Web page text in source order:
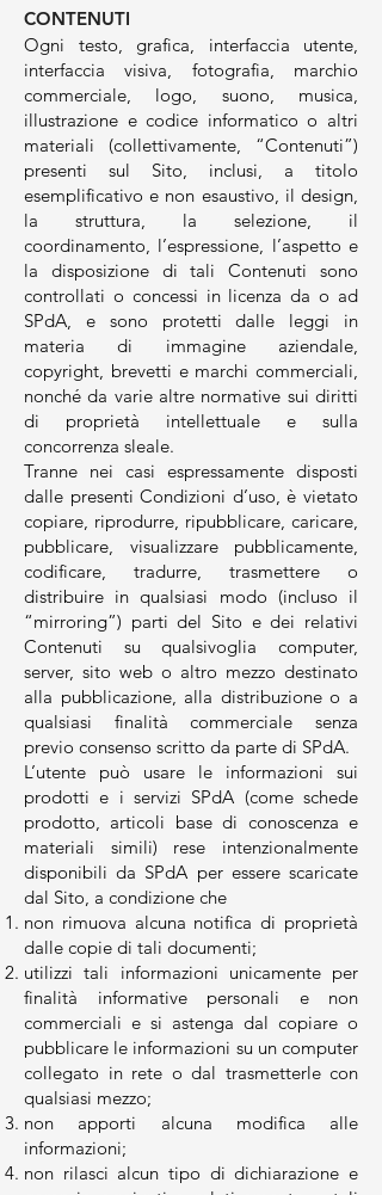
CONTENUTI
Ogni testo, grafica, interfaccia utente,
interfaccia visiva, fotografia, marchio
commerciale, logo, suono, musica,
illustrazione e codice informatico o altri
materiali (collettivamente, “Contenuti”)
presenti sul Sito, inclusi, a titolo
esemplificativo e non esaustivo, il design,
la struttura, la selezione, il
coordinamento, l’espressione, l’aspetto e
la disposizione di tali Contenuti sono
controllati o concessi in licenza da o ad
SPdA, e sono protetti dalle leggi in
materia di immagine aziendale,
copyright, brevetti e marchi commerciali,
nonché da varie altre normative sui diritti
di proprietà intellettuale e sulla
concorrenza sleale.
Tranne nei casi espressamente disposti
dalle presenti Condizioni d’uso, è vietato
copiare, riprodurre, ripubblicare, caricare,
pubblicare, visualizzare pubblicamente,
codificare, tradurre, trasmettere o
distribuire in qualsiasi modo (incluso il
“mirroring”) parti del Sito e dei relativi
Contenuti su qualsivoglia computer,
server, sito web o altro mezzo destinato
alla pubblicazione, alla distribuzione o a
qualsiasi finalità commerciale senza
previo consenso scritto da parte di SPdA.
L’utente può usare le informazioni sui
prodotti e i servizi SPdA (come schede
prodotto, articoli base di conoscenza e
materiali simili) rese intenzionalmente
disponibili da SPdA per essere scaricate
dal Sito, a condizione che
non rimuova alcuna notifica di proprietà
dalle copie di tali documenti;
utilizzi tali informazioni unicamente per
finalità informative personali e non
commerciali e si astenga dal copiare o
pubblicare le informazioni su un computer
collegato in rete o dal trasmetterle con
qualsiasi mezzo;
non apporti alcuna modifica alle
informazioni;
non rilasci alcun tipo di dichiarazione e